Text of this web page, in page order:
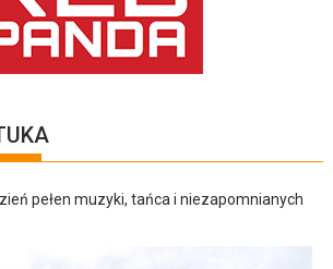
pełen muzyki, tańca i niezapomnianych